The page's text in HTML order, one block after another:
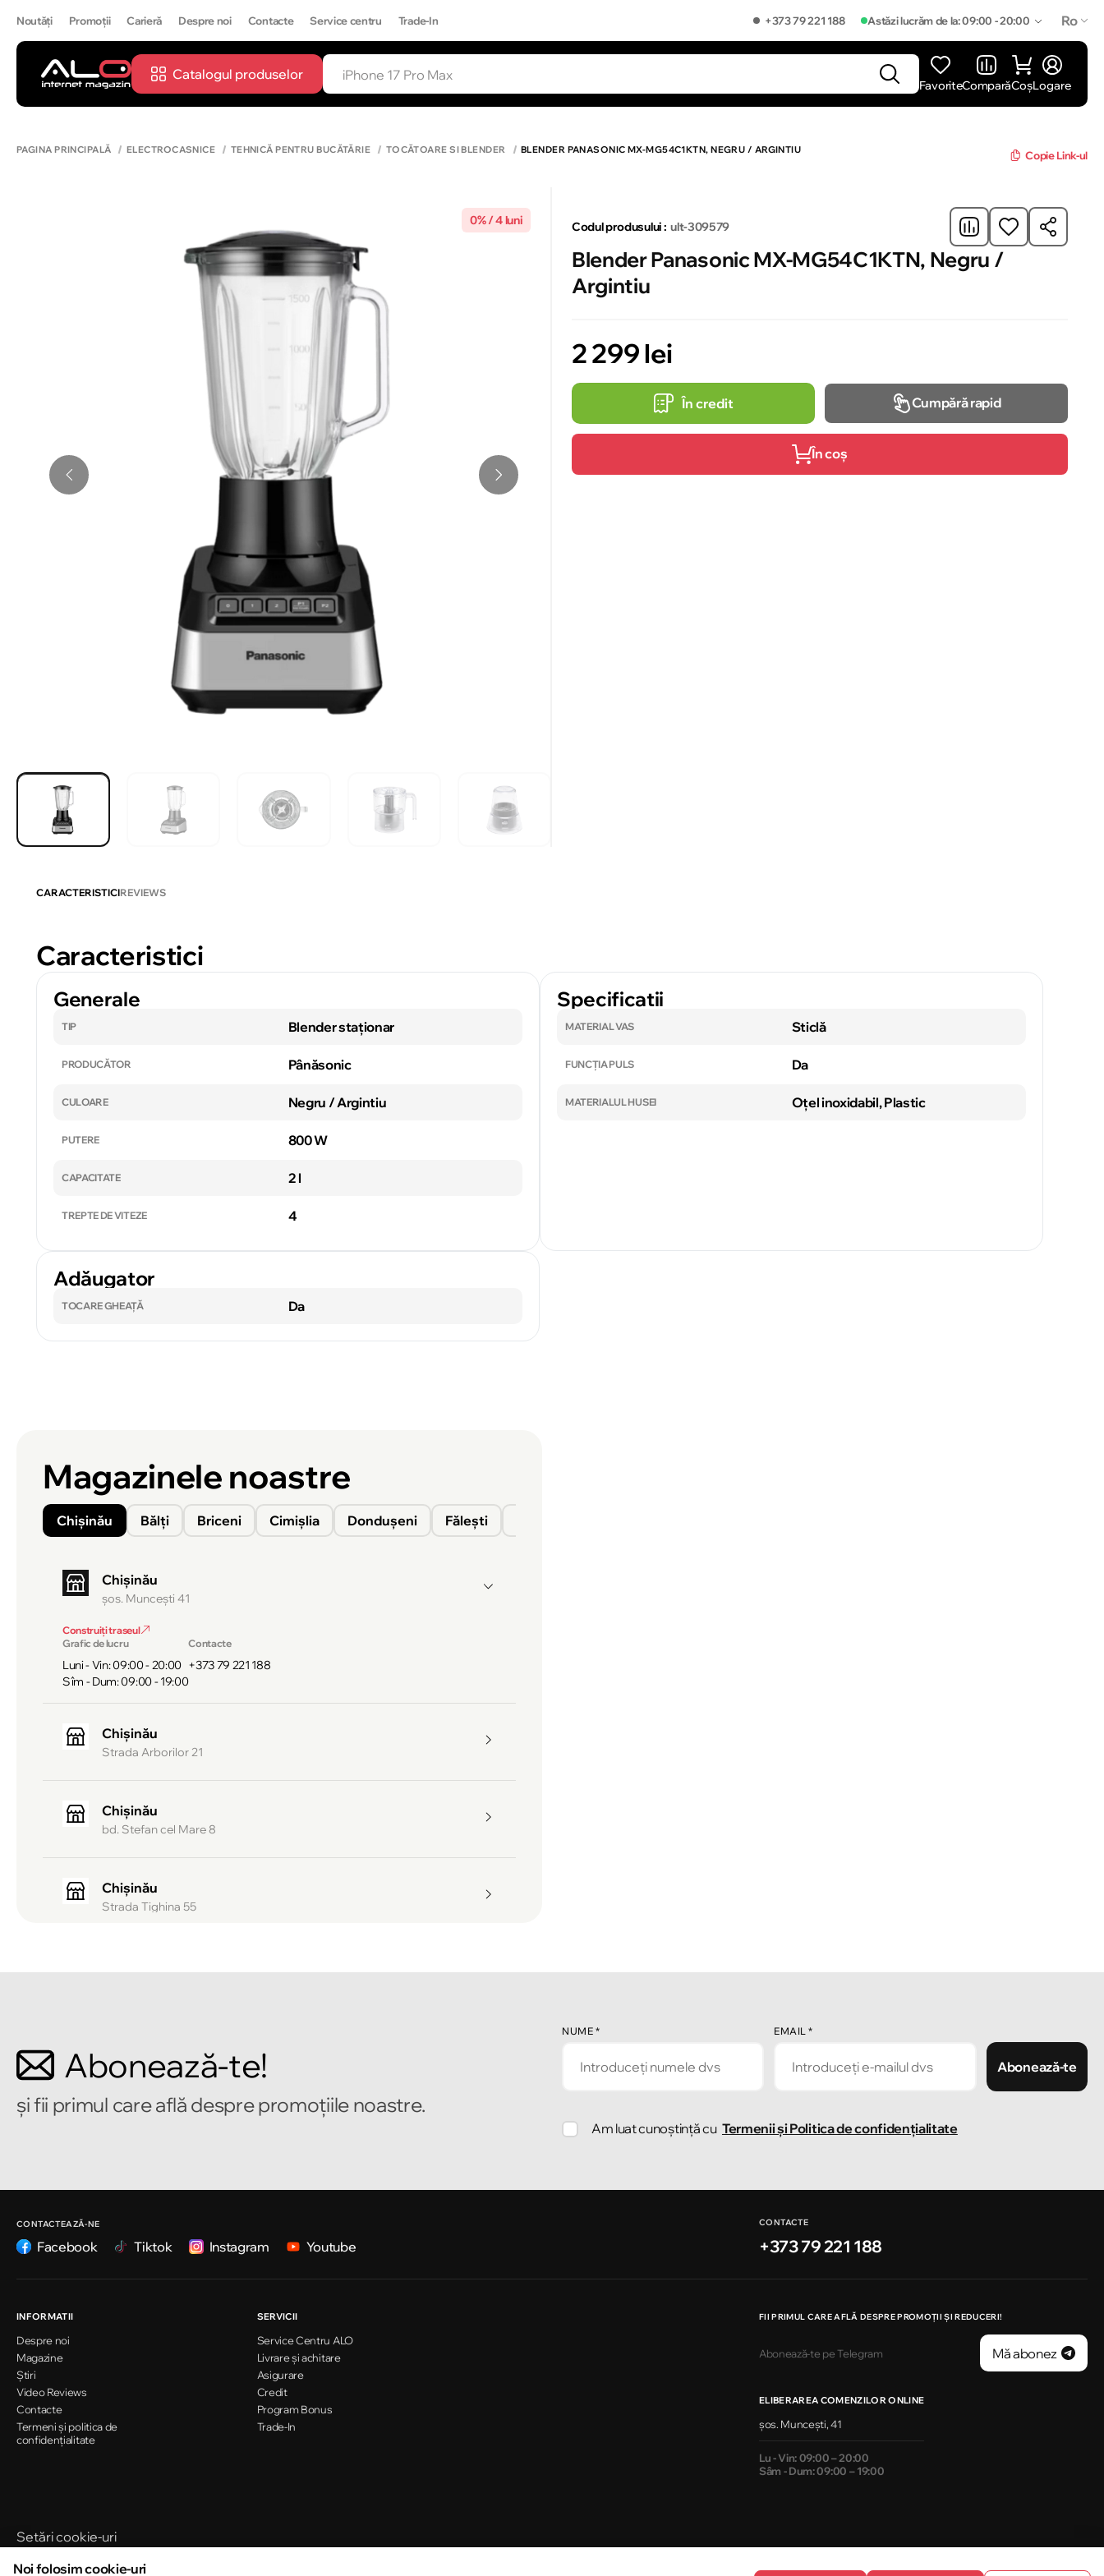
Noutăți Promoții Carieră Despre noi Contacte Service centru Trade-In +373 79 221 188 Astăzi lucrăm de la: 09:00 - 20:00 Ro
Catalogul produselor
FavoriteComparăCoșLogare
PAGINA PRINCIPALĂ ELECTROCASNICE TEHNICĂ PENTRU BUCĂTĂRIE TOCĂTOARE SI BLENDER BLENDER PANASONIC MX-MG54C1KTN, NEGRU / ARGINTIU Copie Link-ul
0% / 4 luni Codul produsului : ult-309579
Blender Panasonic MX-MG54C1KTN, Negru /
Argintiu
2 299 lei
În credit Cumpără rapid
În coș
CARACTERISTICIREVIEWS
Caracteristici
Generale
TIP Blender staționar
PRODUCĂTOR Pânăsonic
CULOARE Negru / Argintiu
PUTERE 800 W
CAPACITATE 2 l
TREPTE DE VITEZE 4
Specificatii
MATERIAL VAS Sticlă
FUNCȚIA PULS Da
MATERIALUL HUSEI Oțel inoxidabil, Plastic
Adăugator
TOCARE GHEAȚĂ Da
Magazinele noastre
Chișinău Bălți Briceni Cimișlia Donduşeni Fălești
Chișinău
şos. Munceşti 41
Construiți traseul
Grafic de lucru
Luni - Vin: 09:00 - 20:00
Sîm - Dum: 09:00 - 19:00
Contacte
+373 79 221 188
Chișinău
Strada Arborilor 21
Chișinău
bd. Stefan cel Mare 8
Chișinău
Strada Tighina 55
Strada Alecu Russo 1
Chișinău
Abonează-te!
și fii primul care află despre promoțiile noastre.
NUME * EMAIL*
Abonează-te
Am luat cunoștință cu Termenii și Politica de confidențialitate
CONTACTEAZĂ-NE
Facebook Tiktok Instagram Youtube
CONTACTE
+373 79 221 188
INFORMATII
Despre noi
Magazine
Știri
Video Reviews
Contacte
Termeni și politica de
confidențialitate
SERVICII
Service Centru ALO
Livrare și achitare
Asigurare
Credit
Program Bonus
Trade-In
FII PRIMUL CARE AFLĂ DESPRE PROMOȚII ȘI REDUCERI!
Abonează-te pe Telegram Mă abonez
ELIBERAREA COMENZILOR ONLINE
șos. Muncești, 41
Lu - Vin: 09:00 – 20:00
Sâm - Dum: 09:00 – 19:00
Setări cookie-uri
Noi folosim cookie-uri